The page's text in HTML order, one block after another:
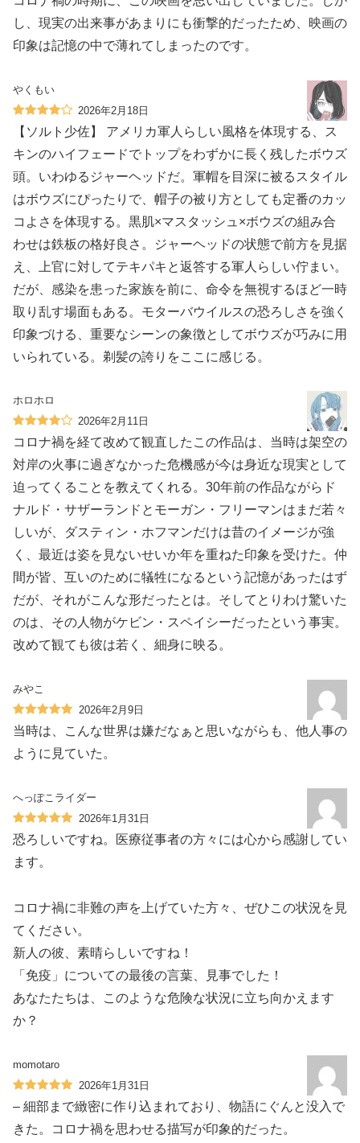
し、現実の出来事があまりにも衝撃的だったため、映画の
印象は記憶の中で薄れてしまったのです。
やくもい
2026年2月18日
【ソルト少佐】 アメリカ軍人らしい風格を体現する、ス
キンのハイフェードでトップをわずかに長く残したボウズ
頭。いわゆるジャーヘッドだ。軍帽を目深に被るスタイル
はボウズにぴったりで、帽子の被り方としても定番のカッ
コよさを体現する。黒肌×マスタッシュ×ボウズの組み合
わせは鉄板の格好良さ。ジャーヘッドの状態で前方を見据
え、上官に対してテキパキと返答する軍人らしい佇まい。
だが、感染を患った家族を前に、命令を無視するほど一時
取り乱す場面もある。モターバウイルスの恐ろしさを強く
印象づける、重要なシーンの象徴としてボウズが巧みに用
いられている。剃髪の誇りをここに感じる。
ホロホロ
2026年2月11日
コロナ禍を経て改めて観直したこの作品は、当時は架空の
対岸の火事に過ぎなかった危機感が今は身近な現実として
迫ってくることを教えてくれる。30年前の作品ながらド
ナルド・サザーランドとモーガン・フリーマンはまだ若々
しいが、ダスティン・ホフマンだけは昔のイメージが強
く、最近は姿を見ないせいか年を重ねた印象を受けた。仲
間が皆、互いのために犠牲になるという記憶があったはず
だが、それがこんな形だったとは。そしてとりわけ驚いた
のは、その人物がケビン・スペイシーだったという事実。
改めて観ても彼は若く、細身に映る。
みやこ
2026年2月9日
当時は、こんな世界は嫌だなぁと思いながらも、他人事の
ように見ていた。
へっぽこライダー
2026年1月31日
恐ろしいですね。医療従事者の方々には心から感謝してい
ます。
コロナ禍に非難の声を上げていた方々、ぜひこの状況を見
てください。
新人の彼、素晴らしいですね！
「免疫」についての最後の言葉、見事でした！
あなたたちは、このような危険な状況に立ち向かえます
か？
momotaro
2026年1月31日
– 細部まで緻密に作り込まれており、物語にぐんと没入で
きた。コロナ禍を思わせる描写が印象的だった。